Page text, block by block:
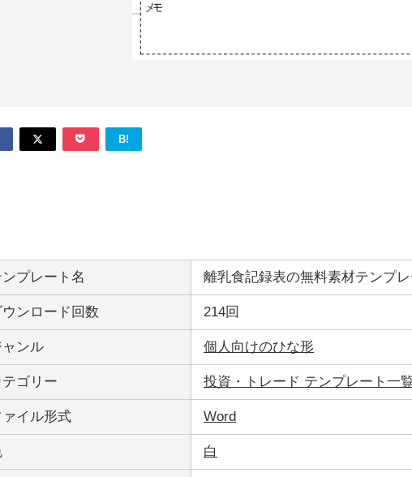
B!
プレート名 離乳食記録表の無料素材テンプ
ンロード回数 214回
ンル 個人向けのひな形
ゴリー 投資・トレード テンプレート一
イル形式 Word
白